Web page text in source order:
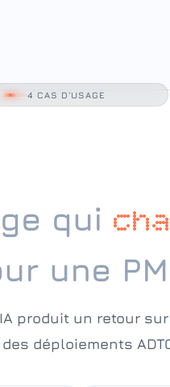
4 CAS D'USAGE
qui
une
produit un retour
déploiements